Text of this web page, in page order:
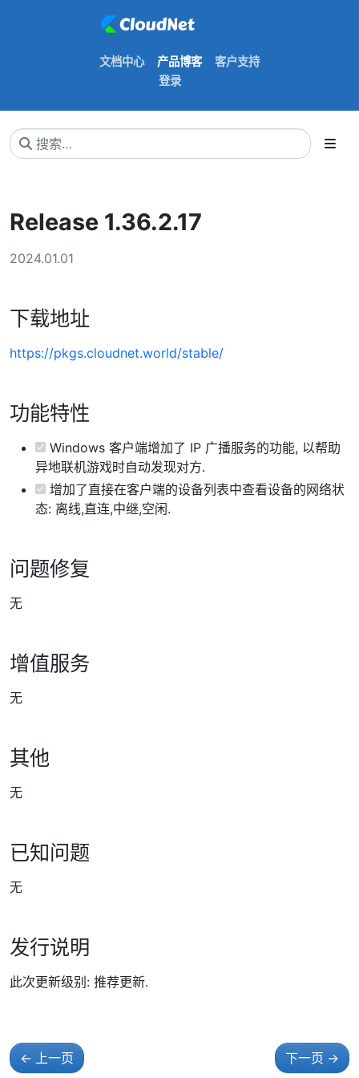
文档中心 产品博客
客户支持
登录
Release 1.36.2.17
2024.01.01
下载地址
https://pkgs.cloudnet.world/stable/
功能特性
Windows 客户端增加了 IP 广播服务的功能, 以帮助
异地联机游戏时自动发现对方.
增加了直接在客户端的设备列表中查看设备的网络状
态: 离线,直连,中继,空闲.
问题修复
无
增值服务
无
其他
无
已知问题
无
发行说明
此次更新级别: 推荐更新.
← 上一页 下一页 →